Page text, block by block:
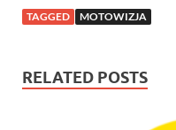
TAGGED MOTOWIZJA
RELATED POSTS